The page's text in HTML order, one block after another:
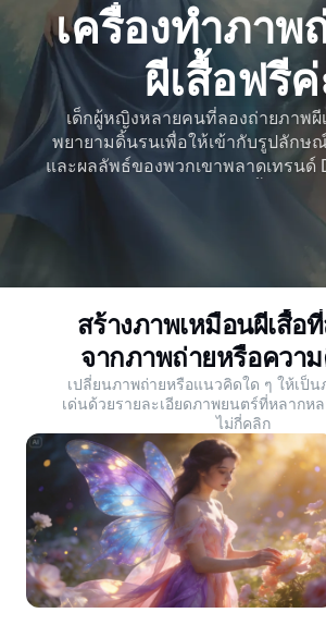
เครื่องทำภาพ
ผีเสื้อฟรี
เด็กผู้หญิงหลายคนที่ลองถ่ายภาพผี
พยายามดิ้นรนเพื่อให้เข้ากับรูปลักษ
และผลลัพธ์ของพวกเขาพลาดเทรนด์
ภาพถ่ายเป็นภาพถ่าย AI ผีเสื้อด้วย
สร้างภาพเหมือนผีเสื้อ
จากภาพถ่ายหรือควา
เปลี่ยนภาพถ่ายหรือแนวคิดใด ๆ ให้เป็น
เด่นด้วยรายละเอียดภาพยนตร์ที่หลากหล
ไม่กี่คลิก